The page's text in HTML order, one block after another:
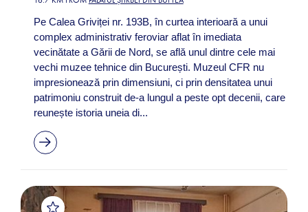
Pe Calea Griviței nr. 193B, în curtea interioară a unui
complex administrativ feroviar aflat în imediata
vecinătate a Gării de Nord, se află unul dintre cele mai
vechi muzee tehnice din București. Muzeul CFR nu
impresionează prin dimensiuni, ci prin densitatea unui
patrimoniu construit de-a lungul a peste opt decenii, care
reunește istoria uneia di...